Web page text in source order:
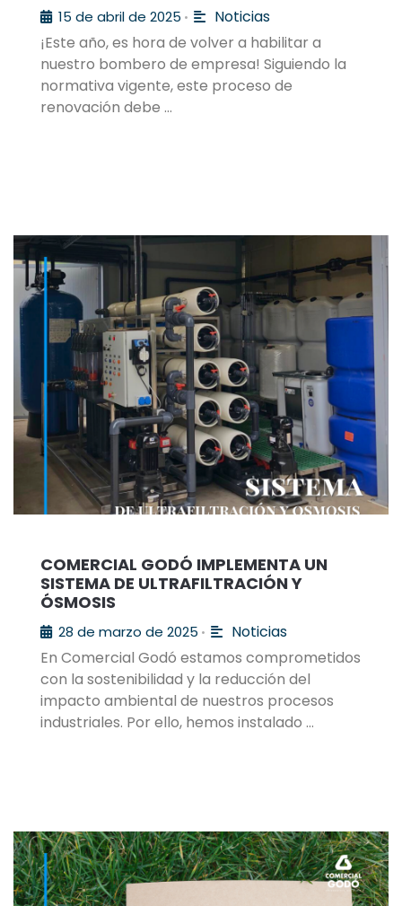
15 de abril de 2025 •
Noticias
¡Este año, es hora de volver a habilitar a
nuestro bombero de empresa! Siguiendo la
normativa vigente, este proceso de
renovación debe …
COMERCIAL GODÓ IMPLEMENTA UN
SISTEMA DE ULTRAFILTRACIÓN Y
ÓSMOSIS
28 de marzo de 2025 •
Noticias
En Comercial Godó estamos comprometidos
con la sostenibilidad y la reducción del
impacto ambiental de nuestros procesos
industriales. Por ello, hemos instalado …